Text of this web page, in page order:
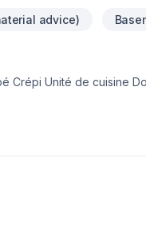
advice)
Crépi Unité de cuisine